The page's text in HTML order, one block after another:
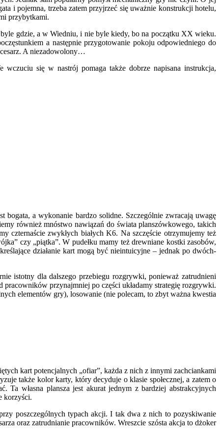
i pojemna, trzeba zatem przyjrzeć się uważnie konstrukcji hotelu,
przybytkami.
gdzie, a w Wiedniu, i nie byle kiedy, bo na początku XX wieku.
a następnie przygotowanie pokoju odpowiedniego do
cesarz. A niezadowolony…
się w nastrój pomaga także dobrze napisana instrukcja,
a wykonanie bardzo solidne. Szczególnie zwracają uwagę
również mnóstwo nawiązań do świata planszówkowego, takich
czternaście zwykłych białych K6. Na szczęście otrzymujemy też
czy „piątka”. W pudełku mamy też drewniane kostki zasobów,
działanie kart mogą być nieintuicyjne – jednak po dwóch-
istotny dla dalszego przebiegu rozgrywki, ponieważ zatrudnieni
przynajmniej po części układamy strategię rozgrywki.
elementów gry), losowanie (nie polecam, to zbyt ważna kwestia
kart potencjalnych „ofiar”, każda z nich z innymi zachciankami
także kolor karty, który decyduje o klasie społecznej, a zatem o
własna plansza jest akurat jednym z bardziej abstrakcyjnych
korzyści.
poszczególnych typach akcji. I tak dwa z nich to pozyskiwanie
oraz zatrudnianie pracowników. Wreszcie szósta akcja to dżoker